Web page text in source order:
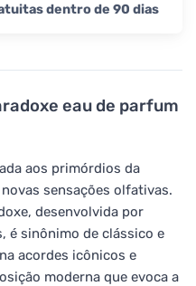
eau de parfum
aos primórdios da
sensações olfativas.
desenvolvida por
é sinônimo de clássico e
acordes icônicos e
moderna que evoca a
dentro de 90 dias